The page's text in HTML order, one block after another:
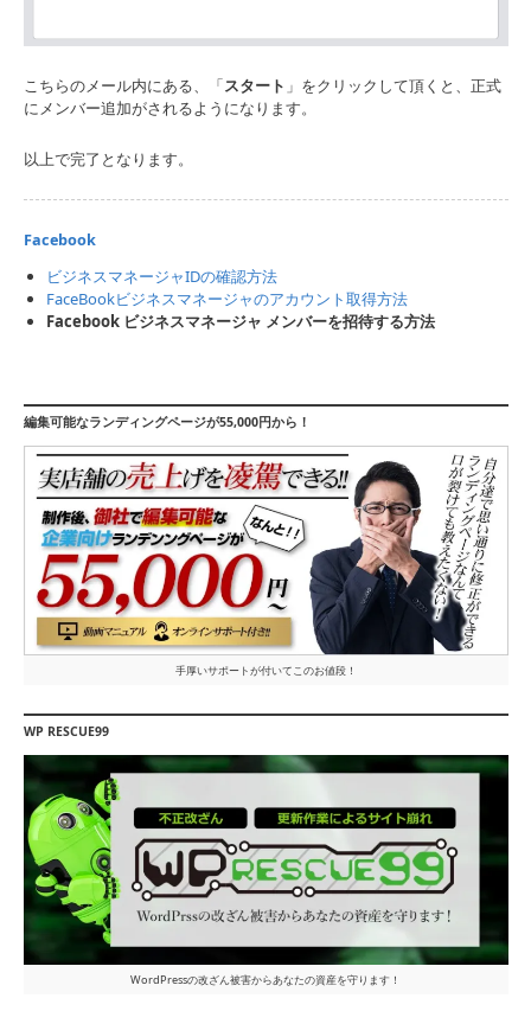
こちらのメール内にある、「スタート 」をクリックして頂くと、正式
にメンバー追加がされるようになります。
以上で完了となります。
Facebook
ビジネスマネージャIDの確認方法
FaceBookビジネスマネージャのアカウント取得方法
Facebook ビジネスマネージャ メンバーを招待する方法
編集可能なランディングページが55,000円から！
手厚いサポートが付いてこのお値段！
WP RESCUE99
WordPressの改ざん被害からあなたの資産を守ります！